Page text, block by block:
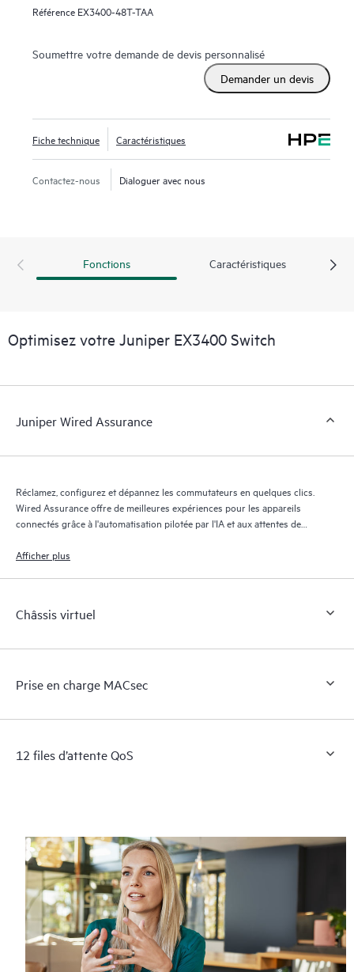
Référence EX3400-48T-TAA
Soumettre votre demande de devis personnalisé
Demander un devis
Fiche technique Caractéristiques
Contactez-nous Dialoguer avec nous
Fonctions Caractéristiques
Optimisez votre Juniper EX3400 Switch
Juniper Wired Assurance
Réclamez, configurez et dépannez les commutateurs en quelques clics.
Wired Assurance offre de meilleures expériences pour les appareils
connectés grâce à l'automatisation pilotée par l'IA et aux attentes de
de la plateforme Mist.
Afficher plus
Châssis virtuel
Prise en charge MACsec
12 files d’attente QoS